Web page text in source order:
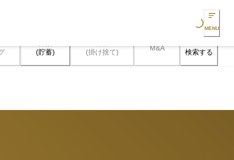
Loading...MENU
(貯蓄)
(掛け捨て)
M&A 検索する